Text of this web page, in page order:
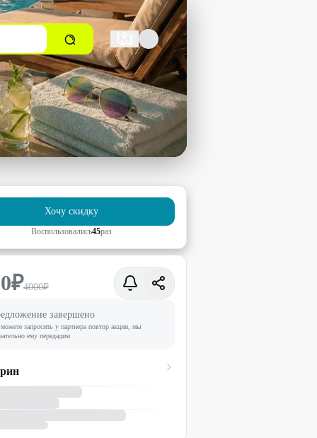
Хочу скидку
Воспользовались45раз
₽4000₽
завершено
запросить у партнера повтор акции, мы
ему передадим